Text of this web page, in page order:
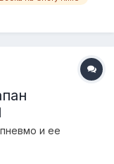
и ее